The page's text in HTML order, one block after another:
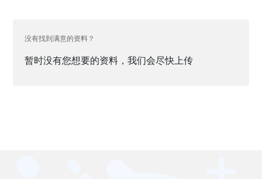
没有找到满意的资料？
暂时没有您想要的资料，我们会尽快上传